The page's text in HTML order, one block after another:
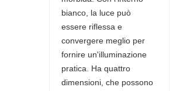
bianco, la luce può
essere riflessa e
convergere meglio per
fornire un'illuminazione
pratica. Ha quattro
dimensioni, che possono